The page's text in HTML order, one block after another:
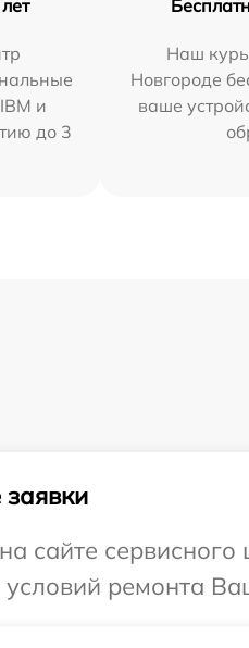
и
до 3
Наш
Новгороде
ваше
сайте
ремонта